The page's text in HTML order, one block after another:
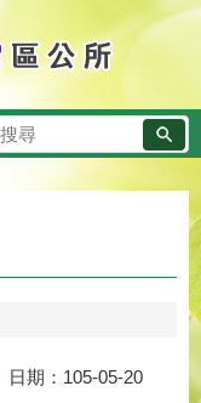
搜
尋
日期：105-05-20